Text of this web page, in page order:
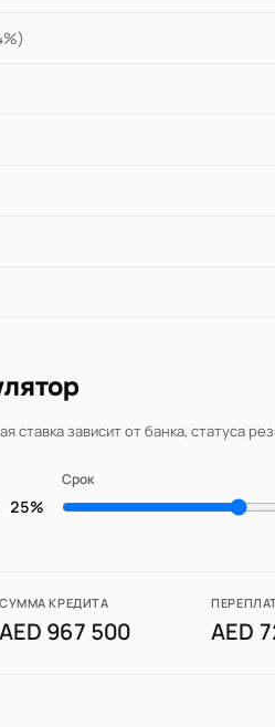
ставка зависит от банка, статуса
25%
Срок
СУММА КРЕДИТА
AED 967 500 AED